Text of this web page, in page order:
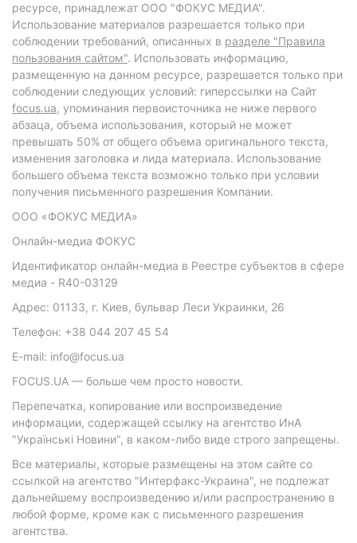
ресурсе, принадлежат ООО "ФОКУС МЕДИА".
Использование материалов разрешается только при
соблюдении требований, описанных в разделе "Правила
пользования сайтом". Использовать информацию,
размещенную на данном ресурсе, разрешается только при
соблюдении следующих условий: гиперссылки на Сайт
focus.ua, упоминания первоисточника не ниже первого
абзаца, объема использования, который не может
превышать 50% от общего объема оригинального текста,
изменения заголовка и лида материала. Использование
большего объема текста возможно только при условии
получения письменного разрешения Компании.
ООО «ФОКУС МЕДИА»
Онлайн-медиа ФОКУС
Идентификатор онлайн-медиа в Реестре субъектов в сфере
медиа - R40-03129
Адрес: 01133, г. Киев, бульвар Леси Украинки, 26
Телефон: +38 044 207 45 54
E-mail: info@focus.ua
FOCUS.UA — больше чем просто новости.
Перепечатка, копирование или воспроизведение
информации, содержащей ссылку на агентство ИнА
"Українські Новини", в каком-либо виде строго запрещены.
Все материалы, которые размещены на этом сайте со
ссылкой на агентство "Интерфакс-Украина", не подлежат
дальнейшему воспроизведению и/или распространению в
любой форме, кроме как с письменного разрешения
агентства.